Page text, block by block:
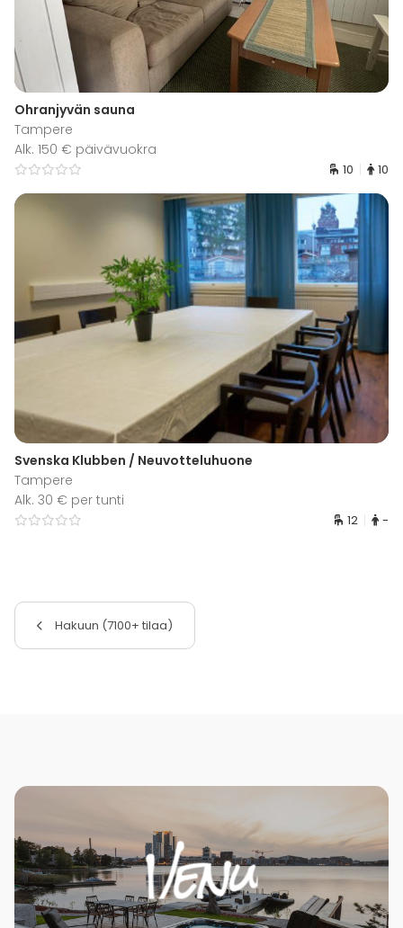
Ohranjyvän sauna
Tampere
Alk. 150 € päivävuokra
10 10
Svenska Klubben / Neuvotteluhuone
Tampere
Alk. 30 € per tunti
12 -
Hakuun (7100+ tilaa)